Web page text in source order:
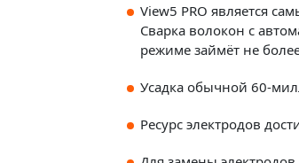
View5 PRO является
Сварка волокон с
режиме займёт не
Усадка обычной 60-
Ресурс электродов